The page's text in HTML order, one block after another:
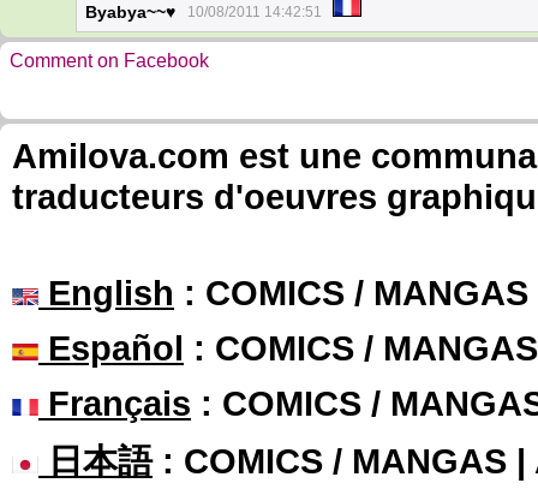
Byabya~~♥ 10/08/2011 14:42:51
Comment on Facebook
Amilova.com est une
traducteurs d'oeuvres
English : COMICS /
Español : COMICS /
Français : COMICS /
日本語: COMICS / MANGAS |